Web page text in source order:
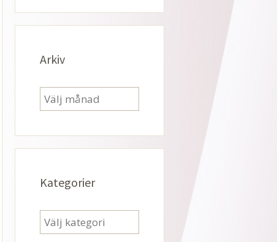
Arkiv
Arkiv
Kategorier
Kategorier